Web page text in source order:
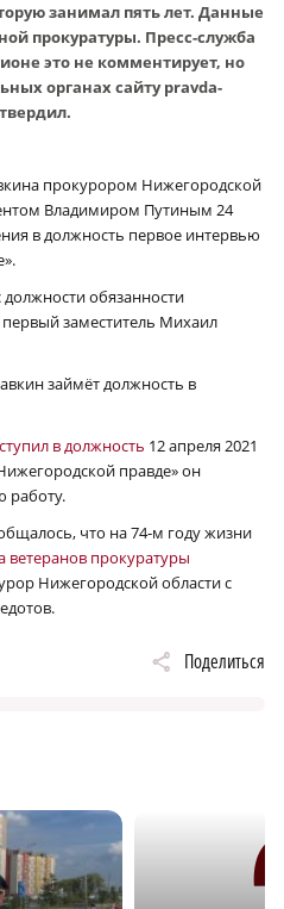
занимал пять лет. Данные
прокуратуры. Пресс-служба
это не комментирует, но
органах сайту pravda-
прокурором Нижегородской
Владимиром Путиным 24
в должность первое интервью
должности обязанности
заместитель Михаил
займёт должность в
в должность 12 апреля 2021
правде» он
работу.
что на 74‑м году жизни
ветеранов прокуратуры
Нижегородской области с
Поделиться